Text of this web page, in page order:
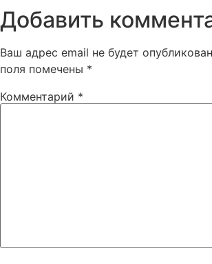
Добавить
Ваш адрес email не будет
поля помечены *
Комментарий *